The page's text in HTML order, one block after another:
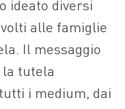
ideato diversi
alle famiglie
Il messaggio
tutela
i medium, dai